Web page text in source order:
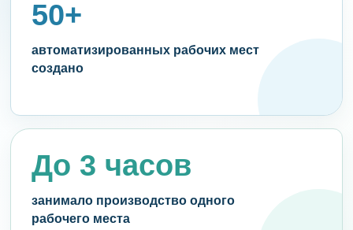
50+
автоматизированных рабочих мест
создано
До 3 часов
занимало производство одного
рабочего места